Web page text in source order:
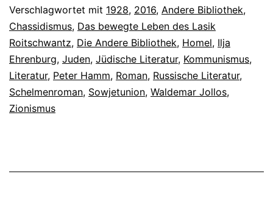
Verschlagwortet mit 1928, 2016, Andere Bibliothek,
Chassidismus, Das bewegte Leben des Lasik
Roitschwantz, Die Andere Bibliothek, Homel, Ilja
Ehrenburg, Juden, Jüdische Literatur, Kommunismus,
Literatur, Peter Hamm, Roman, Russische Literatur,
Schelmenroman, Sowjetunion, Waldemar Jollos,
Zionismus